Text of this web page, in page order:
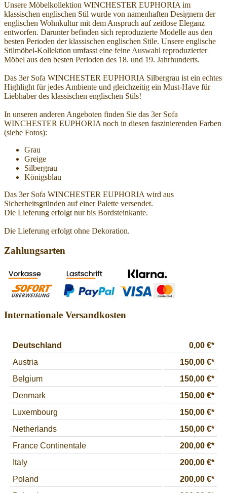
Unsere Möbelkollektion WINCHESTER EUPHORIA im
klassischen englischen Stil wurde von namenhaften Designern der
englischen Wohnkultur mit dem Anspruch auf zeitlose Eleganz
entworfen. Darunter befinden sich reproduzierte Modelle aus den
besten Perioden der klassischen englischen Stile. Unsere englische
Stilmöbel-Kollektion umfasst eine feine Auswahl reproduzierter
Möbel aus den besten Perioden des 18. und 19. Jahrhunderts.
Das 3er Sofa WINCHESTER EUPHORIA Silbergrau ist ein echtes
Highlight für jedes Ambiente und gleichzeitig ein Must-Have für
Liebhaber des klassischen englischen Stils!
In unseren anderen Angeboten finden Sie das 3er Sofa
WINCHESTER EUPHORIA noch in diesen faszinierenden Farben
(siehe Fotos):
Grau
Greige
Silbergrau
Königsblau
Das 3er Sofa WINCHESTER EUPHORIA wird aus
Sicherheitsgründen auf einer Palette versendet.
Die Lieferung erfolgt nur bis Bordsteinkante.
Die Lieferung erfolgt ohne Dekoration.
Zahlungsarten
Internationale Versandkosten